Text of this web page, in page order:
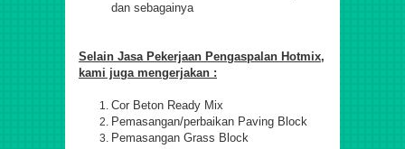
dan sebagainya
Selain Jasa Pekerjaan Pengaspalan Hotmix,
kami juga mengerjakan :
Cor Beton Ready Mix
Pemasangan/perbaikan Paving Block
Pemasangan Grass Block